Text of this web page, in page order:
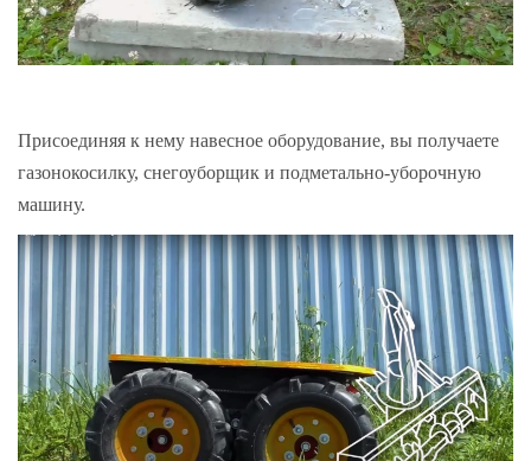
Присоединяя к нему навесное оборудование, вы получаете
газонокосилку, снегоуборщик и подметально-уборочную
машину.